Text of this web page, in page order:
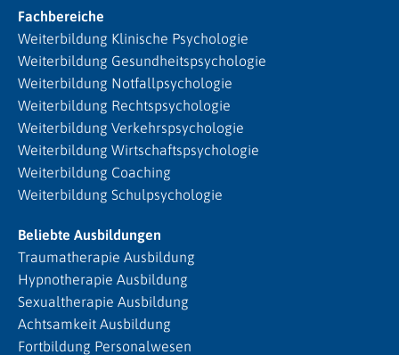
Fachbereiche
Weiterbildung Klinische Psychologie
Weiterbildung Gesundheitspsychologie
Weiterbildung Notfallpsychologie
Weiterbildung Rechtspsychologie
Weiterbildung Verkehrspsychologie
Weiterbildung Wirtschaftspsychologie
Weiterbildung Coaching
Weiterbildung Schulpsychologie
Beliebte Ausbildungen
Traumatherapie Ausbildung
Hypnotherapie Ausbildung
Sexualtherapie Ausbildung
Achtsamkeit Ausbildung
Fortbildung Personalwesen